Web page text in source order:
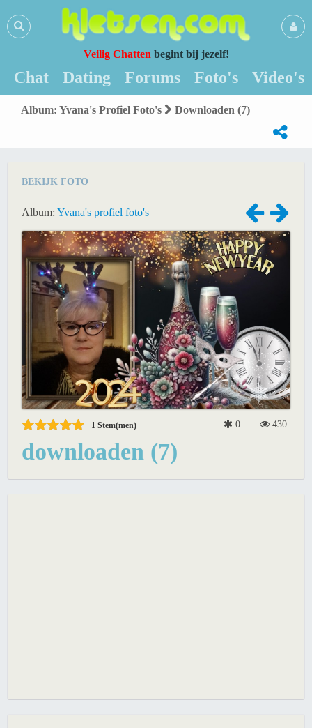
Veilig Chatten begint bij jezelf!
Chat Dating Forums Foto's Video's
Album: Yvana's Profiel Foto's Downloaden (7)
BEKIJK FOTO
Album: Yvana's profiel foto's
1 Stem(men) 0 430
downloaden (7)